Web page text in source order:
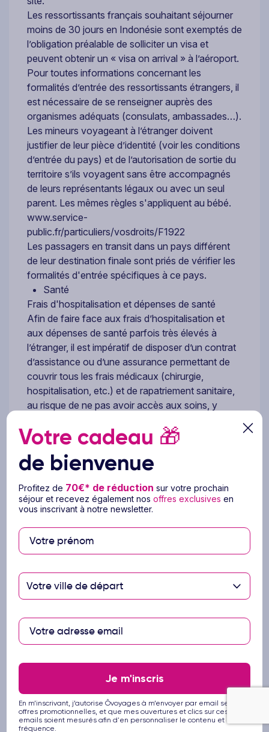
Les ressortissants français souhaitant séjourner
moins de 30 jours en Indonésie sont exemptés de
l’obligation préalable de solliciter un visa et
peuvent obtenir un « visa on arrival » à l’aéroport.
Pour toutes informations concernant les
formalités d’entrée des ressortissants étrangers, il
est nécessaire de se renseigner auprès des
organismes adéquats (consulats, ambassades…).
Les mineurs voyageant à l’étranger doivent
justifier de leur pièce d’identité (voir les conditions
d’entrée du pays) et de l’autorisation de sortie du
territoire s’ils voyagent sans être accompagnés
de leurs représentants légaux ou avec un seul
parent. Les mêmes règles s'appliquent au bébé.
www.service-
public.fr/particuliers/vosdroits/F1922
Les passagers en transit dans un pays différent
de leur destination finale sont priés de vérifier les
formalités d'entrée spécifiques à ce pays.
Santé
Frais d'hospitalisation et dépenses de santé
Afin de faire face aux frais d’hospitalisation et
aux dépenses de santé parfois très élevés à
l’étranger, il est impératif de disposer d’un contrat
d’assistance ou d’une assurance permettant de
couvrir tous les frais médicaux (chirurgie,
hospitalisation, etc.) et de rapatriement sanitaire,
au risque de ne pas avoir accès aux soins, y
pourront en aucun cas être pris en charge par
l’ambassade ou les consulats généraux de
France sur place.
de prendre certaines précautions de santé.
Renseignez-vous auprès de votre médecin
Aucune vaccination n’est obligatoire mais
certaines vaccinations sont recommandées ;
géographiques visitées.
Toutes les informations de formalités d’entrée et
de santé sont données sous réserve de
Retrouvez toutes les précautions à prendre sur
place, des informations complémentaires et
apprenez tout ce qu’il faut savoir sur le pays que
vous allez découvrir prochainement.
http://www.diplomatie.gouv.fr/fr/conseils-aux-
Votre cadeau 🎁
de bienvenue
Profitez de 70€* de réduction sur votre prochain
séjour et recevez également nosoffres exclusives en
vous inscrivant à notre newsletter.
Votre ville de départ
Je m'inscris
En m’inscrivant, j’autorise Ôvoyages à m’envoyer par email ses
offres promotionnelles, et que mes ouvertures et clics sur ces
emails soient mesurés afin d'en personnaliser le contenu et la
fréquence.